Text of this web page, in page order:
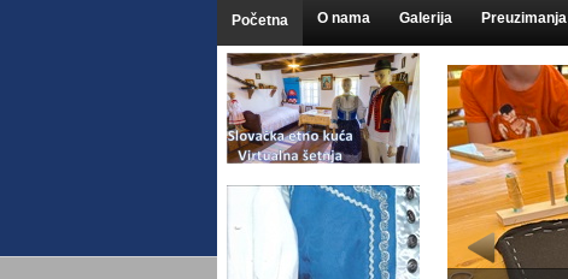
Početna O nama Galerija Preuzimanja